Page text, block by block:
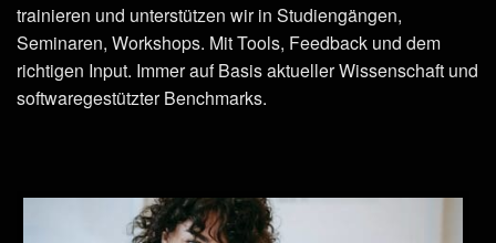
trainieren und unterstützen wir in Studiengängen,
Seminaren, Workshops. Mit Tools, Feedback und dem
richtigen Input. Immer auf Basis aktueller Wissenschaft und
softwaregestützter Benchmarks.